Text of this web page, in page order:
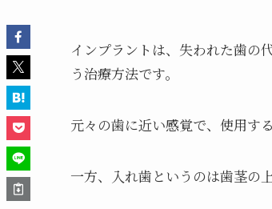
インプラントは、失われた歯の
う治療方法です。
元々の歯に近い感覚で、使用す
一方、入れ歯というのは歯茎の